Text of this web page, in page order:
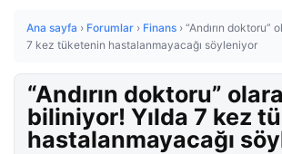
Ana sayfa › Forumlar › Finans › “Andırın doktoru”
7 kez tüketenin hastalanmayacağı söyleniyor
“Andırın doktoru”
biliniyor! Yılda 7 kez
hastalanmayacağı